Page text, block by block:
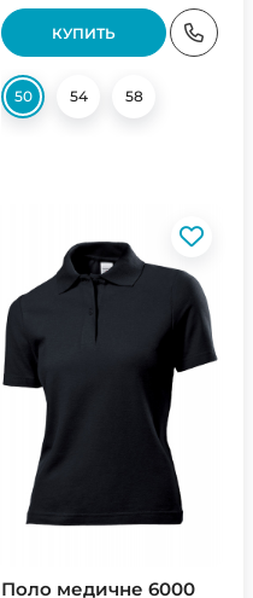
48
КУПИТЬ
50 54 58
Поло медичне 6000